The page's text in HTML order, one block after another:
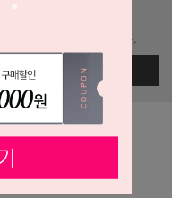
혜택을 받으실 수 있습니다.